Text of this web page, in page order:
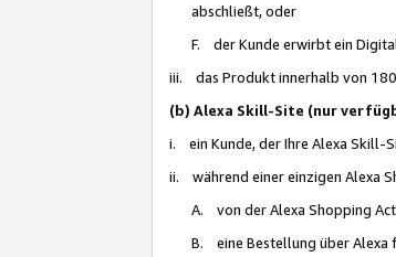
abschließt, oder
F. der Kunde erwirbt ein
iii. das Produkt innerhalb von 180
(b) Alexa Skill-Site (nur
i. ein Kunde, der Ihre Alexa Skill-
ii. während einer einzigen Alexa
A. von der Alexa Shopping
B. eine Bestellung über Alexa